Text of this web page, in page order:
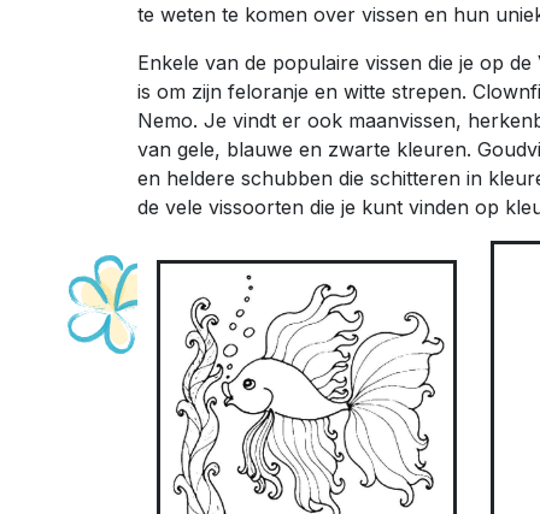
te weten te komen over vissen en hun
Enkele van de populaire vissen die je op
is om zijn feloranje en witte strepen.
Nemo. Je vindt er ook maanvissen,
van gele, blauwe en zwarte kleuren.
en heldere schubben die schitteren in
de vele vissoorten die je kunt vinden op